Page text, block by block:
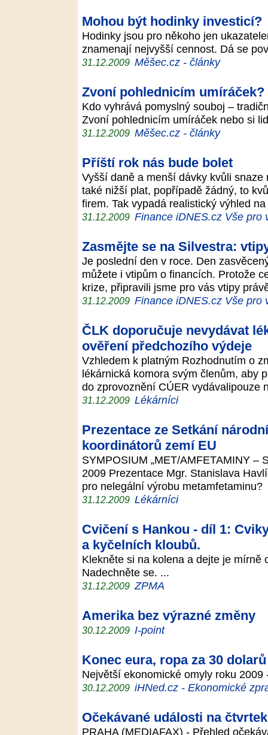
Mohou být hodinky investicí?
Hodinky jsou pro někoho jen
znamenají nejvyšší cennost. Dá se
31.12.2009 Měšec.cz - články
Zvoní pohlednicím umíráček?
Kdo vyhrává pomyslný souboj –
Zvoní pohlednicím umíráček nebo si
31.12.2009 Měšec.cz - články
Příští rok nás bude bolet
Vyšší daně a menší dávky kvůli
také nižší plat, popřípadě žádný, to
firem. Tak vypadá realistický výhled
31.12.2009 Finance iDNES.cz Vše pro
Zasmějte se na Silvestra:
Je poslední den v roce. Den
můžete i vtipům o financích. Protože
krize, připravili jsme pro vás vtipy
31.12.2009 Finance iDNES.cz Vše pro
ČLK doporučuje nevydávat
ověření předchozího výdeje
Vzhledem k platným Rozhodnutím o
lékárnická komora svým členům, aby
do zprovoznění CÚER
31.12.2009 Lékárníci
Prezentace ze Setkání
koordinátorů zemí EU
SYMPOSIUM „MET/AMFETAMINY –
2009 Prezentace Mgr. Stanislava
pro nelegální výrobu metamfetaminu?
31.12.2009 Lékárníci
Cvičení s Hankou - díl 1:
a kyčelních kloubů.
Klekněte si na kolena a dejte je mírně
Nadechněte se. ...
31.12.2009 ZPMA
Amerika bez výrazné změny
30.12.2009 I-point
Konec eura, ropa za 30
Největší ekonomické omyly roku
30.12.2009 iHNed.cz - Ekonomické
Očekávané události na
PRAHA (MEDIAFAX) - Přehled